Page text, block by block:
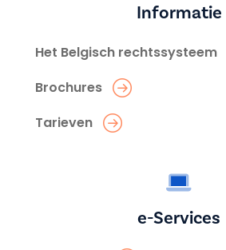
Informatie
Het Belgisch rechtssysteem
Brochures
Tarieven
e-Services